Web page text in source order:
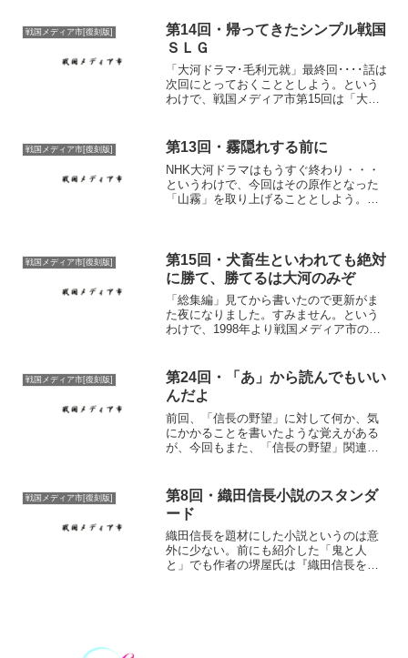
ので、とても興味を持った私...
戦国メディア市[復刻版]
第14回・帰ってきたシンプル戦国
ＳＬＧ
「大河ドラマ･毛利元就」最終回････話は
次回にとっておくこととしよう。という
わけで、戦国メディア市第15回は「大河
っていたらこの更新をすっかり忘れてい
た、と言う訳で...
戦国メディア市[復刻版] 第13回・霧隠れする前に
NHK大河ドラマはもうすぐ終わり・・・
というわけで、今回はその原作となった
「山霧」を取り上げることとしよう。毛
た。永井路子さんの作...
戦国メディア市[復刻版]
第15回・犬畜生といわれても絶対
に勝て、勝てるは大河のみぞ
「総集編」見てから書いたので更新がま
た夜になりました。すみません。という
わけで、1998年より戦国メディア市の更
ゃってて苦しいです。どうせなら高熱出
した方がすっきりする...
戦国メディア市[復刻版]
第24回・「あ」から読んでもいい
んだよ
前回、「信長の野望」に対して何か、気
にかかることを書いたような覚えがある
が、今回もまた、「信長の野望」関連で
かに書いたと思うのだが、それで戦国時
代に興味を持った私が...
戦国メディア市[復刻版]
第8回・織田信長小説のスタンダ
ード
織田信長を題材にした小説というのは意
外に少ない。前にも紹介した「鬼と人
と」でも作者の堺屋氏は『織田信長を題